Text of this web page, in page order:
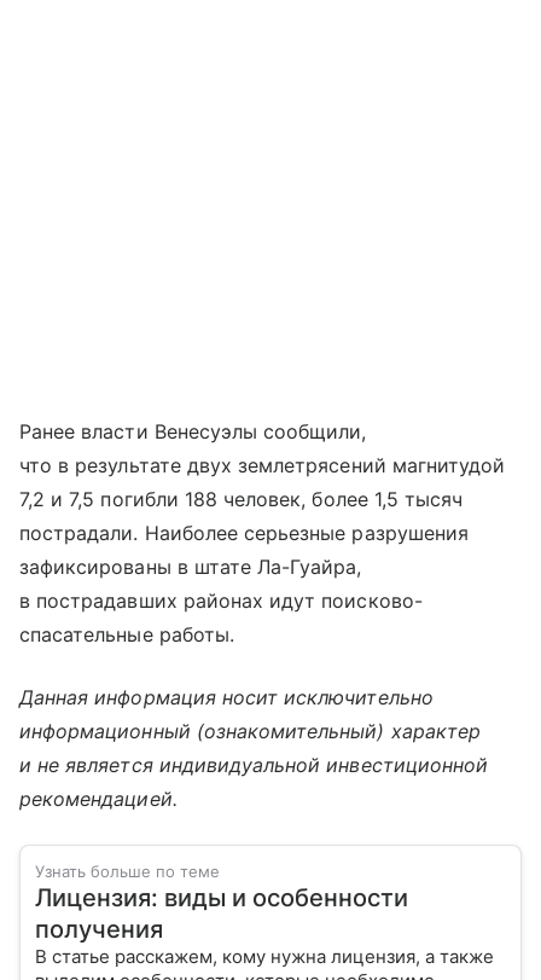
Ранее власти Венесуэлы сообщили,
что в результате двух землетрясений магнитудой
7,2 и 7,5 погибли 188 человек, более 1,5 тысяч
пострадали. Наиболее серьезные разрушения
зафиксированы в штате Ла-Гуайра,
в пострадавших районах идут поисково-
спасательные работы.
Данная информация носит исключительно
информационный (ознакомительный) характер
и не является индивидуальной инвестиционной
рекомендацией.
Узнать больше по теме
Лицензия: виды и особенности
получения
В статье расскажем, кому нужна лицензия, а также